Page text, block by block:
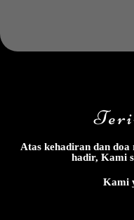
Atas kehadiran dan doa
hadir, Kami
Kami